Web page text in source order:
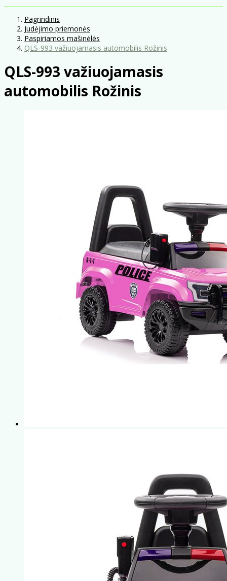
Pagrindinis
Judėjimo priemonės
Paspiriamos mašinėlės
QLS-993 važiuojamasis automobilis Rožinis
QLS-993 važiuojamasis
automobilis Rožinis